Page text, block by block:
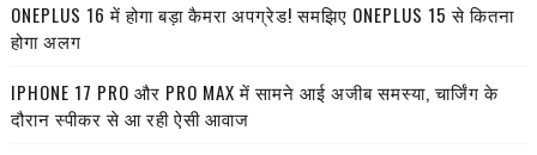
ONEPLUS 16 में होगा बड़ा कैमरा अपग्रेड! समझिए ONEPLUS 15 से कितना
होगा अलग
IPHONE 17 PRO और PRO MAX में सामने आई अजीब समस्या, चार्जिंग के
दौरान स्पीकर से आ रही ऐसी आवाज